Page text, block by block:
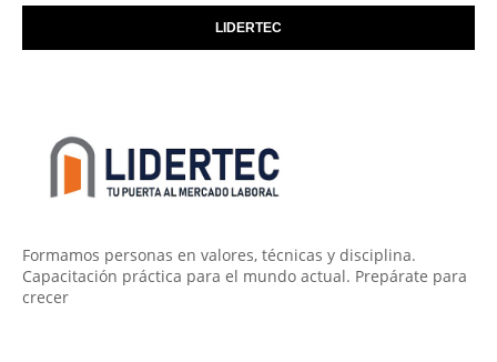
LIDERTEC
Formamos personas en valores, técnicas y disciplina.
Capacitación práctica para el mundo actual. Prepárate para
crecer